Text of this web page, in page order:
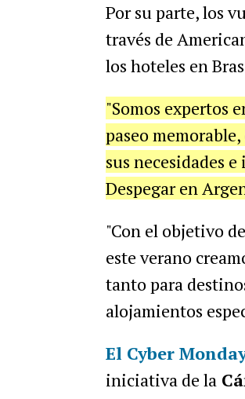
Por su parte, los
través de
los hoteles en
"Somos expertos
paseo
sus necesidades e
Despegar en
"Con el objetivo
esteverano
tanto para
alojamientos
El Cyber
iniciativa de la